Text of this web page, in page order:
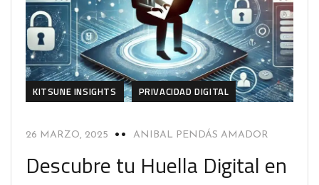
KITSUNE INSIGHTS PRIVACIDAD DIGITAL
26 MARZO, 2025 ANIBAL PENDÁS AMADOR
Descubre tu Huella Digital en